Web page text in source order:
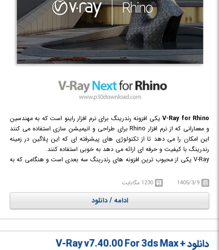
V-Ray for Rhinoیکی افزونه رندرینگ برای نرم افزار راینو است که به مهندسین
و معمارانی که از نرم افزار Rhino برای طراحی و انیمیشن سازی استفاده می کنند
این امکان را می دهد تا از تکنولوژی های پیشرفته ای که این پلاگین در زمینه
رندرینگ با کیفیت و حرفه ای ارائه می دهد به خوبی استفاده کنند.
V-Ray یکی از محبوب ترین افزونه های رندرینگ سه بعدی است و هنگامی که به
رندریگ سریعتر، ابزارهای نورپردازی بهتر، توانایی تجسم بخشی صحنه های
پیچیده تر، رندرینگ محیطی، نزدیک تر بودن رندرینگ ها به واقعیت و افزایش
کیفیت رندرینگ، بالا بردن امکانات در انیمشن و انجام رندرهای همزمان را فراهم
می کند.
1405/3/9 1230 مگابایت
ادامه / دانلود
دانلود V-Ray v7.40.00 For 3ds Max +